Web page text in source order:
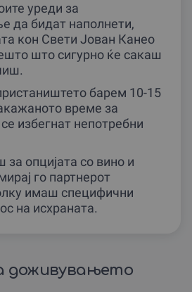
уреди за
да бидат наполнети,
кон Свети Јован Канео
што сигурно ќе сакаш
барем 10-15
време за
избегнат непотребни
опцијата со вино и
го партнерот
имаш специфични
на исхраната.
доживувањето